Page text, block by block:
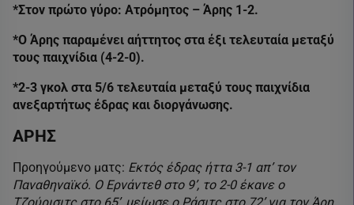
*Στον πρώτο γύρο: Ατρόμητος – Άρης 1-2.
*Ο Άρης παραμένει αήττητος στα έξι τελευταία μεταξύ
τους παιχνίδια (4-2-0).
*2-3 γκολ στα 5/6 τελευταία μεταξύ τους παιχνίδια
ανεξαρτήτως έδρας και διοργάνωσης.
ΑΡΗΣ
Προηγούμενο ματς: Εκτός έδρας ήττα 3-1 απ’ τον
Παναθηναϊκό. Ο Ερνάντεθ στο 9’, το 2-0 έκανε ο